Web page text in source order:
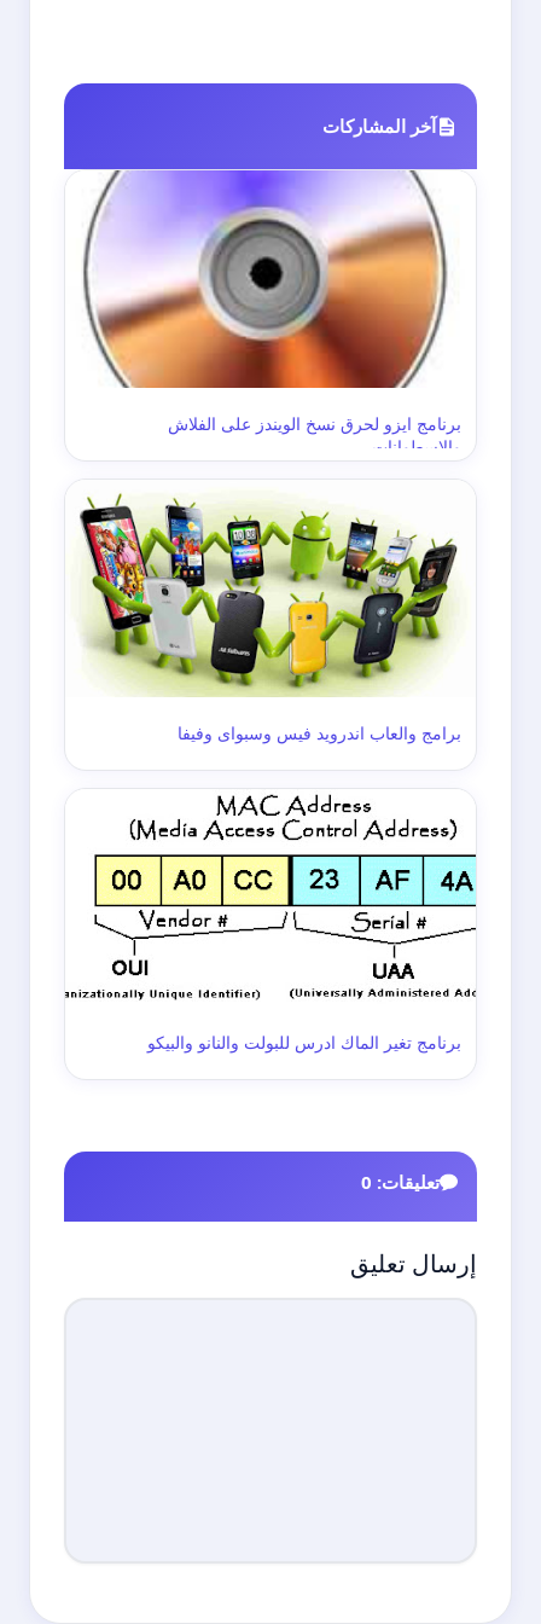
آخر المشاركات
برنامج ايزو لحرق نسخ الويندز على الفلاش
والاسطوانات
برامج والعاب اندرويد فيس وسبواى وفيفا
برنامج تغير الماك ادرس للبولت والنانو والبيكو
تعليقات: 0
إرسال تعليق